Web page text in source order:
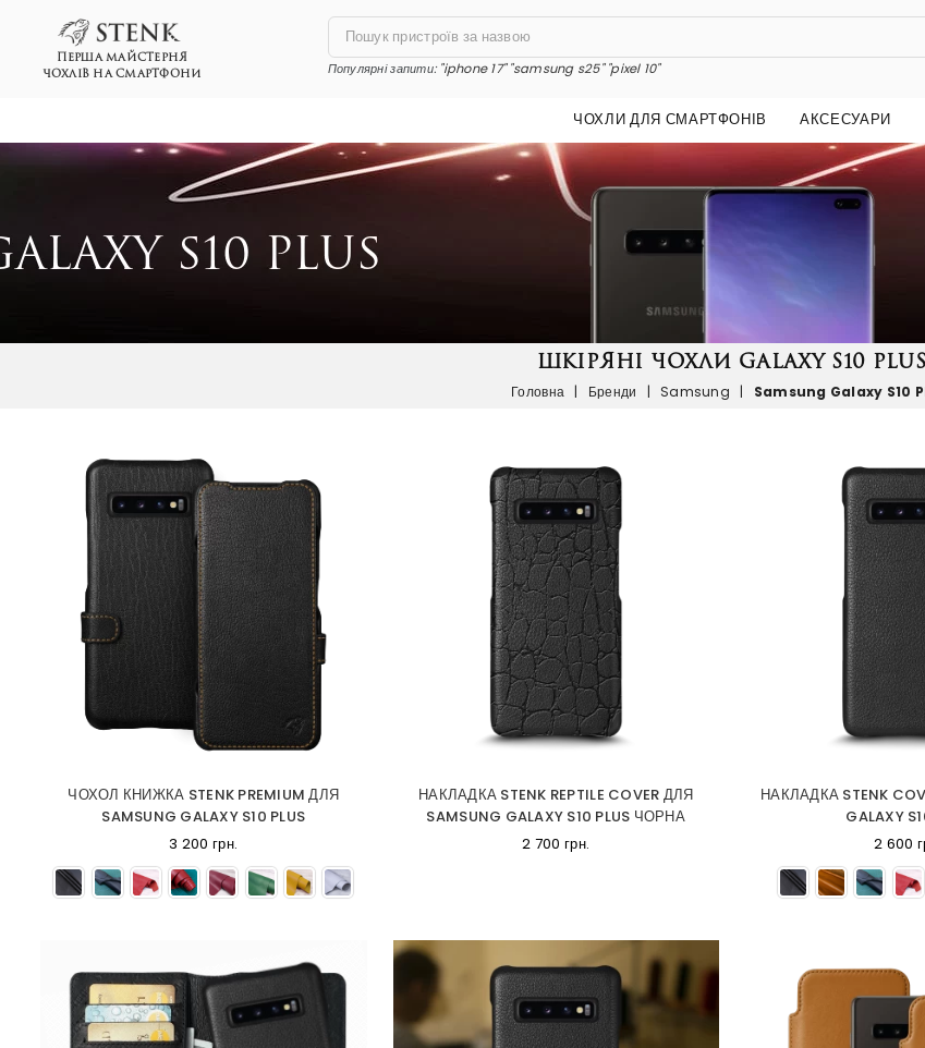
ПЕРША МАЙСТЕРНЯ
ЧОХЛІВ НА СМАРТФОНИ
Популярні запити:"iphone 17" "samsung s25" "pixel 10"
ЧОХЛИ ДЛЯ СМАРТФОНІВ АКСЕСУАРИ
ШКІРЯНІ ЧОХЛИ GALAXY S10 PLUS
Головна | Бренди | Samsung | Samsung Galaxy S10
ЧОХОЛ КНИЖКА STENK PREMIUM ДЛЯ
SAMSUNG GALAXY S10 PLUS
3 200 грн.
НАКЛАДКА STENK REPTILE COVER ДЛЯ
SAMSUNG GALAXY S10 PLUS ЧОРНА
2 700 грн.
НАКЛАДКА STENK
GALAXY
2 600